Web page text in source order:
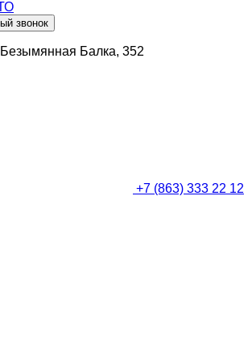
звонок
Безымянная Балка, 352
+7 (863) 333 22 12